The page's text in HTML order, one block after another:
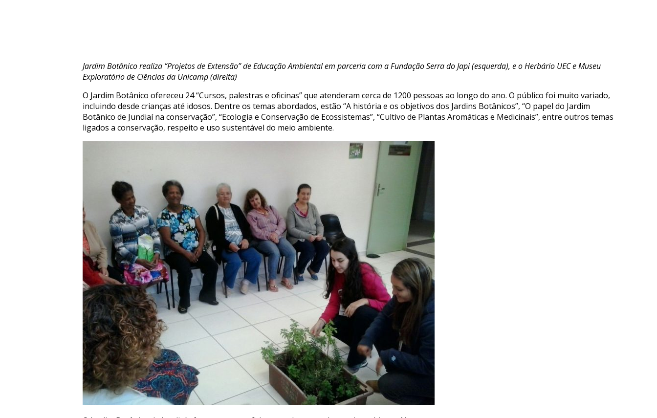
Jardim Botânico realiza “Projetos de Extensão” de Educação Ambiental em parceria com a Fundação Serra do Japi (esquerda), e o Herbário UEC e Museu
Exploratório de Ciências da Unicamp (direita)
O Jardim Botânico ofereceu 24 “Cursos, palestras e oficinas” que atenderam cerca de 1200 pessoas ao longo do ano. O público foi muito variado,
incluindo desde crianças até idosos. Dentre os temas abordados, estão “A história e os objetivos dos Jardins Botânicos”, “O papel do Jardim
Botânico de Jundiaí na conservação”, “Ecologia e Conservação de Ecossistemas”, “Cultivo de Plantas Aromáticas e Medicinais”, entre outros temas
ligados a conservação, respeito e uso sustentável do meio ambiente.